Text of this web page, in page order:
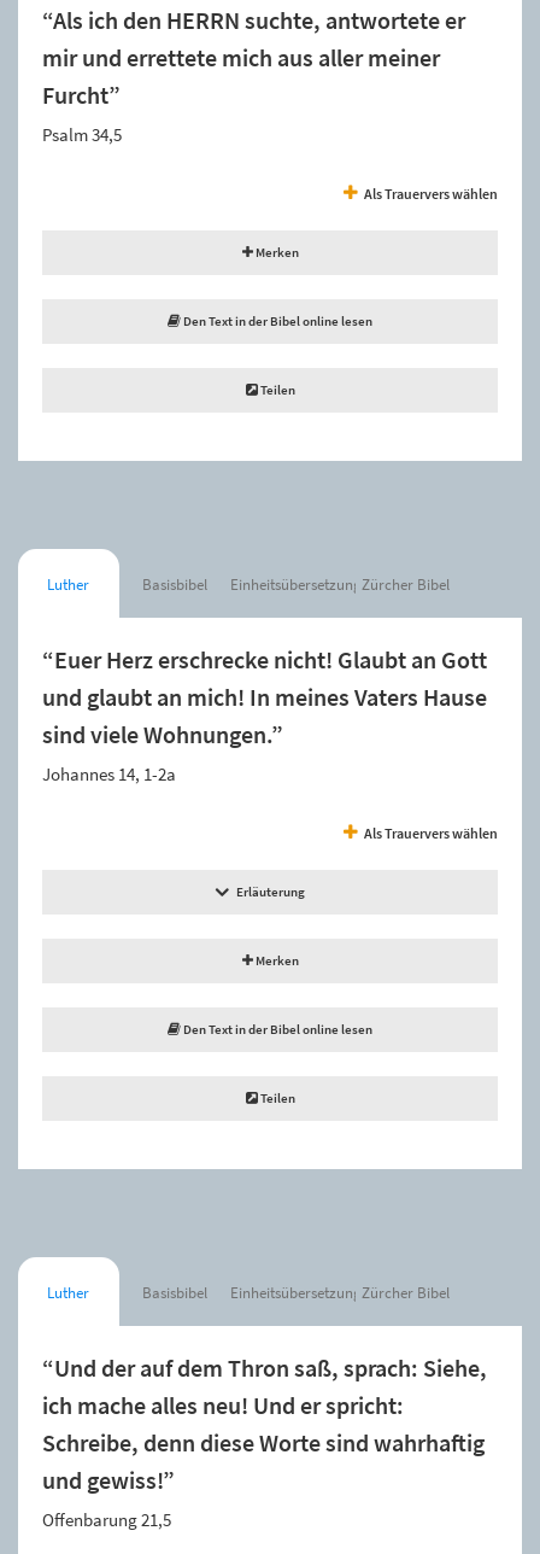
“Als ich den HERRN suchte, antwortete er
mir und errettete mich aus aller meiner
Furcht”
Psalm 34,5
Als Trauervers wählen
Merken
Den Text in der Bibel online lesen
Teilen
Luther Basisbibel Einheitsübersetzung Zürcher Bibel
“Euer Herz erschrecke nicht! Glaubt an Gott
und glaubt an mich! In meines Vaters Hause
sind viele Wohnungen.”
Johannes 14, 1-2a
Als Trauervers wählen
Erläuterung
Merken
Den Text in der Bibel online lesen
Teilen
Luther Basisbibel Einheitsübersetzung Zürcher Bibel
“Und der auf dem Thron saß, sprach: Siehe,
ich mache alles neu! Und er spricht:
Schreibe, denn diese Worte sind wahrhaftig
und gewiss!”
Offenbarung 21,5